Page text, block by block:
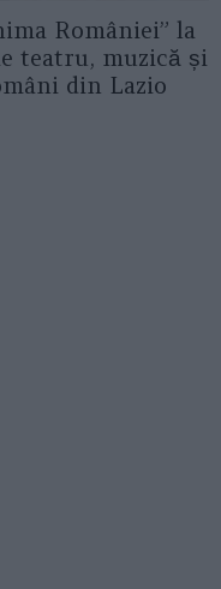
României” la
teatru, muzică și
din Lazio